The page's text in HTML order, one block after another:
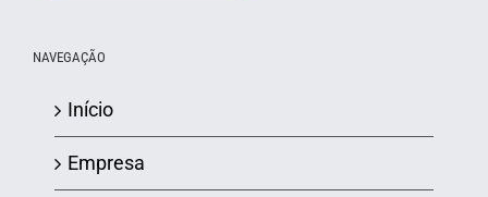
NAVEGAÇÃO
Início
Empresa